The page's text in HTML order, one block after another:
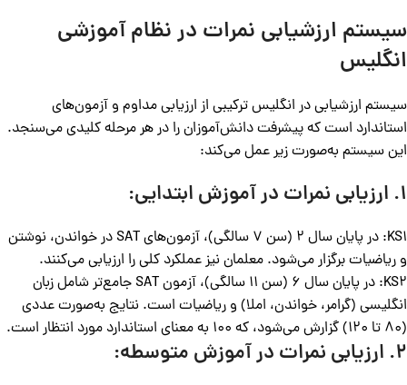
سیستم ارزشیابی نمرات در نظام آموزشی
انگلیس
سیستم ارزشیابی در انگلیس ترکیبی از ارزیابی مداوم و آزمون‌های
استاندارد است که پیشرفت دانش‌آموزان را در هر مرحله کلیدی می‌سنجد.
این سیستم به‌صورت زیر عمل می‌کند:
1. ارزیابی نمرات در آموزش ابتدایی:
KS1: در پایان سال 2 (سن 7 سالگی)، آزمون‌های SAT در خواندن، نوشتن
و ریاضیات برگزار می‌شود. معلمان نیز عملکرد کلی را ارزیابی می‌کنند.
KS2: در پایان سال 6 (سن 11 سالگی)، آزمون SAT جامع‌تر شامل زبان
انگلیسی (گرامر، خواندن، املا) و ریاضیات است. نتایج به‌صورت عددی
(80 تا 120) گزارش می‌شود، که 100 به معنای استاندارد مورد انتظار است.
2. ارزیابی نمرات در آموزش متوسطه: